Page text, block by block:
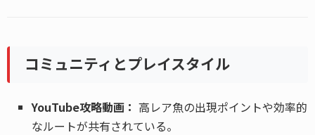
コミュニティとプレイスタイル
YouTube攻略動画： 高レア魚の出現ポイントや効率的
なルートが共有されている。